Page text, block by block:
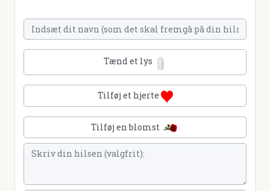
Tænd et lys
Tilføj et hjerte
Tilføj en blomst